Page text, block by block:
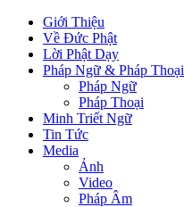
Giới Thiệu
Về Đức Phật
Lời Phật Dạy
Pháp Ngữ & Pháp Thoại
Pháp Ngữ
Pháp Thoại
Minh Triết Ngữ
Tin Tức
Media
Ảnh
Video
Pháp Âm